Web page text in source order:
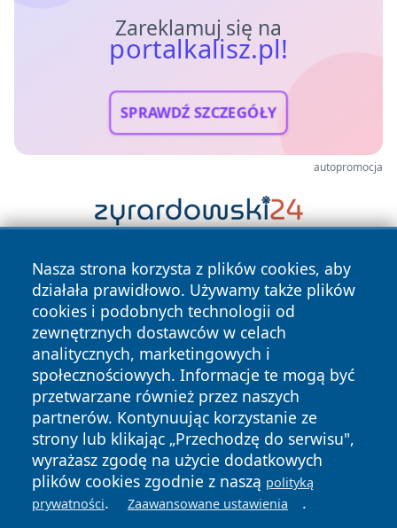
Zareklamuj się na
portalkalisz.pl!
SPRAWDŹ SZCZEGÓŁY
autopromocja
Nasza strona korzysta z plików cookies, aby
działała prawidłowo. Używamy także plików
cookies i podobnych technologii od
zewnętrznych dostawców w celach
analitycznych, marketingowych i
społecznościowych. Informacje te mogą być
przetwarzane również przez naszych
partnerów. Kontynuując korzystanie ze
strony lub klikając „Przechodzę do serwisu",
wyrażasz zgodę na użycie dodatkowych
plików cookies zgodnie z naszą polityką
prywatności. Zaawansowane ustawienia .
Copyright © 2026 portalkalisz.pl Wszystkie prawa
zastrzeżone.
News Autorzy
Polityka
Prywatności
Polityka
Cookies